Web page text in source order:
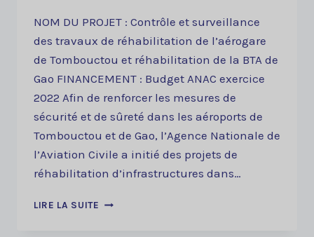
NOM DU PROJET : Contrôle et surveillance
des travaux de réhabilitation de l’aérogare
de Tombouctou et réhabilitation de la BTA de
Gao FINANCEMENT : Budget ANAC exercice
2022 Afin de renforcer les mesures de
sécurité et de sûreté dans les aéroports de
Tombouctou et de Gao, l’Agence Nationale de
l’Aviation Civile a initié des projets de
réhabilitation d’infrastructures dans…
LIRE LA SUITE AVIS